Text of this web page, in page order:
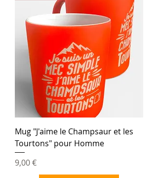
Mug "J'aime le Champsaur et les
Tourtons" pour Homme
Prix
9,00 €